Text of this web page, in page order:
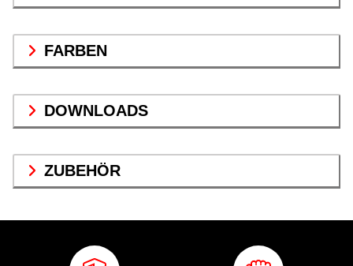
FARBEN
DOWNLOADS
ZUBEHÖR